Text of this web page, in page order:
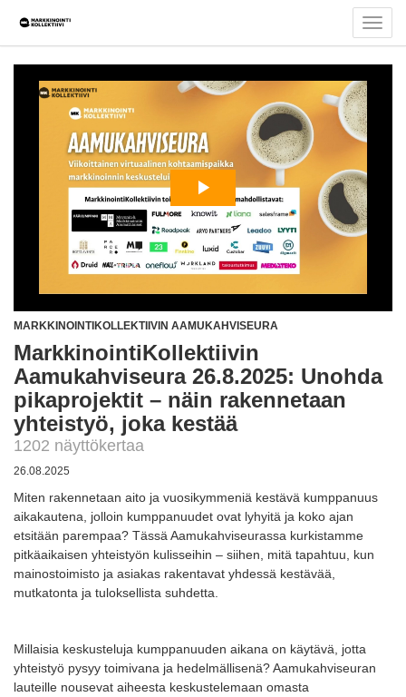
MARKKINOINTIKOLLEKTIIVIN AAMUKAHVISEURA
MarkkinointiKollektiivin
Aamukahviseura 26.8.2025: Unohda
pikaprojektit – näin rakennetaan
yhteistyö, joka kestää
1202 näyttökertaa
26.08.2025
Miten rakennetaan aito ja vuosikymmeniä kestävä kumppanuus
aikakautena, jolloin kumppanuudet ovat lyhyitä ja koko ajan
etsitään parempaa? Tässä Aamukahviseurassa kurkistamme
pitkäaikaisen yhteistyön kulisseihin – siihen, mitä tapahtuu, kun
mainostoimisto ja asiakas rakentavat yhdessä kestävää,
mutkatonta ja tuloksellista suhdetta.
Millaisia keskusteluja kumppanuuden aikana on käytävä, jotta
yhteistyö pysyy toimivana ja hedelmällisenä? Aamukahviseuran
lauteille nousevat aiheesta keskustelemaan omasta